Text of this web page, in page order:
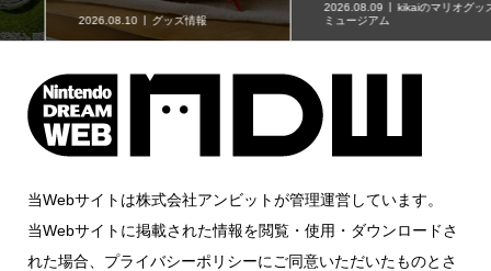
2026.08.09
kikaiのマリオグッズ
ミュージアム
2026.08.09 企画記事
当Webサイトは株式会社アンビットが管理運営しています。
当Webサイトに掲載された情報を閲覧・使用・ダウンロードさ
れた場合、プライバシーポリシーにご同意いただいたものとさ